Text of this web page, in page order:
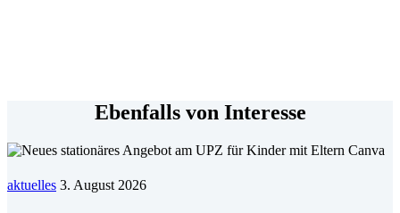
Ebenfalls von Interesse
aktuelles 3. August 2026